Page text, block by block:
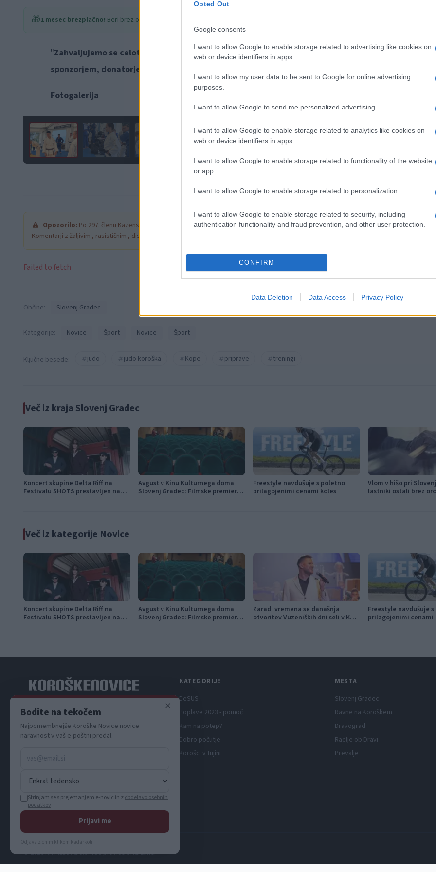
Opted Out
Google consents
I want to allow Google to enable storage related to advertising like cookies on
web or device identifiers in apps.
I want to allow my user data to be sent to Google for online advertising
purposes.
I want to allow Google to send me personalized advertising.
I want to allow Google to enable storage related to analytics like cookies on
web or device identifiers in apps.
I want to allow Google to enable storage related to functionality of the website
or app.
I want to allow Google to enable storage related to personalization.
I want to allow Google to enable storage related to security, including
authentication functionality and fraud prevention, and other user protection.
CONFIRM
Data Deletion Data Access Privacy Policy
🎁1 mesec brezplačno! Beri brez oglasov
"Zahvaljujemo se celotnemu kolektivu Kope za omogočene priprave, ekipi Power za šotor ter
sponzorjem, donatorjem in podpornikom Koroškega juda
Fotogalerija
Opozorilo: Po 297. členu Kazenskega zakonika je posameznik kazensko odgovoren za javno spodbujanje sovraštva, nasilja ali
Komentarji z žaljivimi, rasističnimi, diskriminatornimi ali nezakonitimi vsebinami bodo odstranjeni.
Failed to fetch
Občine: Slovenj Gradec
Kategorije: Novice Šport Novice Šport
Ključne besede: judo judo koroška Kope priprave treningi
Več iz kraja Slovenj Gradec
Koncert skupine Delta Riff na
Festivalu SHOTS prestavljen na
Avgust v Kinu Kulturnega doma
Slovenj Gradec: Filmske premiere,
Freestyle navdušuje s poletno
prilagojenimi cenami koles
Vlom v hišo pri
lastniki ostali brez
Več iz kategorije Novice
Koncert skupine Delta Riff na
Festivalu SHOTS prestavljen na
Avgust v Kinu Kulturnega doma
Slovenj Gradec: Filmske premiere,
Zaradi vremena se današnja
otvoritev Vuzeniških dni seli v KUC
Freestyle navdušuje
prilagojenimi cenami
KATEGORIJE
DeSUS
Poplave 2023 - pomoč
Kam na potep?
Dobro počutje
Korošci v tujini
MESTA
Slovenj Gradec
Ravne na Koroškem
Dravograd
Radlje ob Dravi
Prevalje
© 2026 KN MEDIA d.o.o. Vse pravice pridržane.
×
Bodite na tekočem
Najpomembnejše Koroške Novice novice
naravnost v vaš e-poštni predal.
Strinjam se s prejemanjem e-novic in z obdelavo osebnih
podatkov.
Prijavi me
Odjava z enim klikom kadarkoli.